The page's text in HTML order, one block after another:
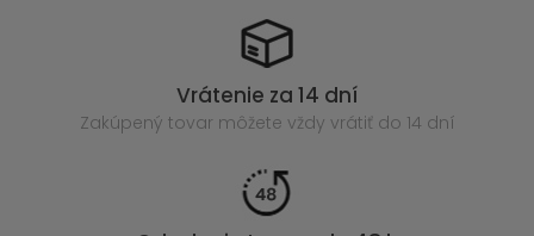
Vrátenie za 14 dní
Zakúpený tovar môžete vždy vrátiť do 14 dní